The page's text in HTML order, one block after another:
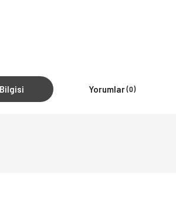
Yorumlar(0)